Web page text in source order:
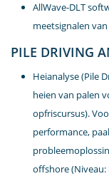
AllWave-DLT
meetsignalen
PILE DRIVING
Heianalyse (Pile
heien van palen
opfriscursus).
performance,
offshore (Niveau: